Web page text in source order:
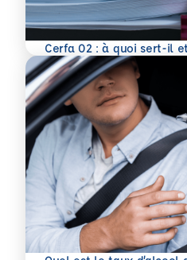
Cerfa 02 : à quoi sert-il
En savoir plus